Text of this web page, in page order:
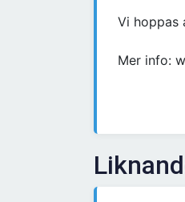
Vi hoppas
Mer info: